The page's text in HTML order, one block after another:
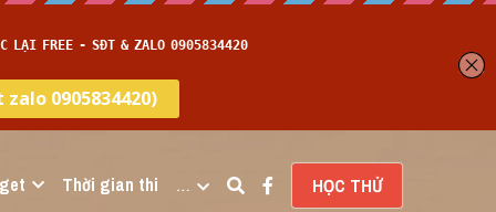
Thời gian thi … HỌC THỬ